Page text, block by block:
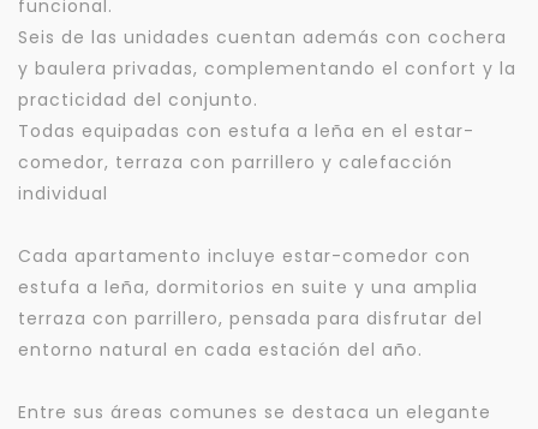
funcional.
Seis de las unidades cuentan además con cochera
y baulera privadas, complementando el confort y la
practicidad del conjunto.
Todas equipadas con estufa a leña en el estar-
comedor, terraza con parrillero y calefacción
individual
Cada apartamento incluye estar-comedor con
estufa a leña, dormitorios en suite y una amplia
terraza con parrillero, pensada para disfrutar del
entorno natural en cada estación del año.
Entre sus áreas comunes se destaca un elegante